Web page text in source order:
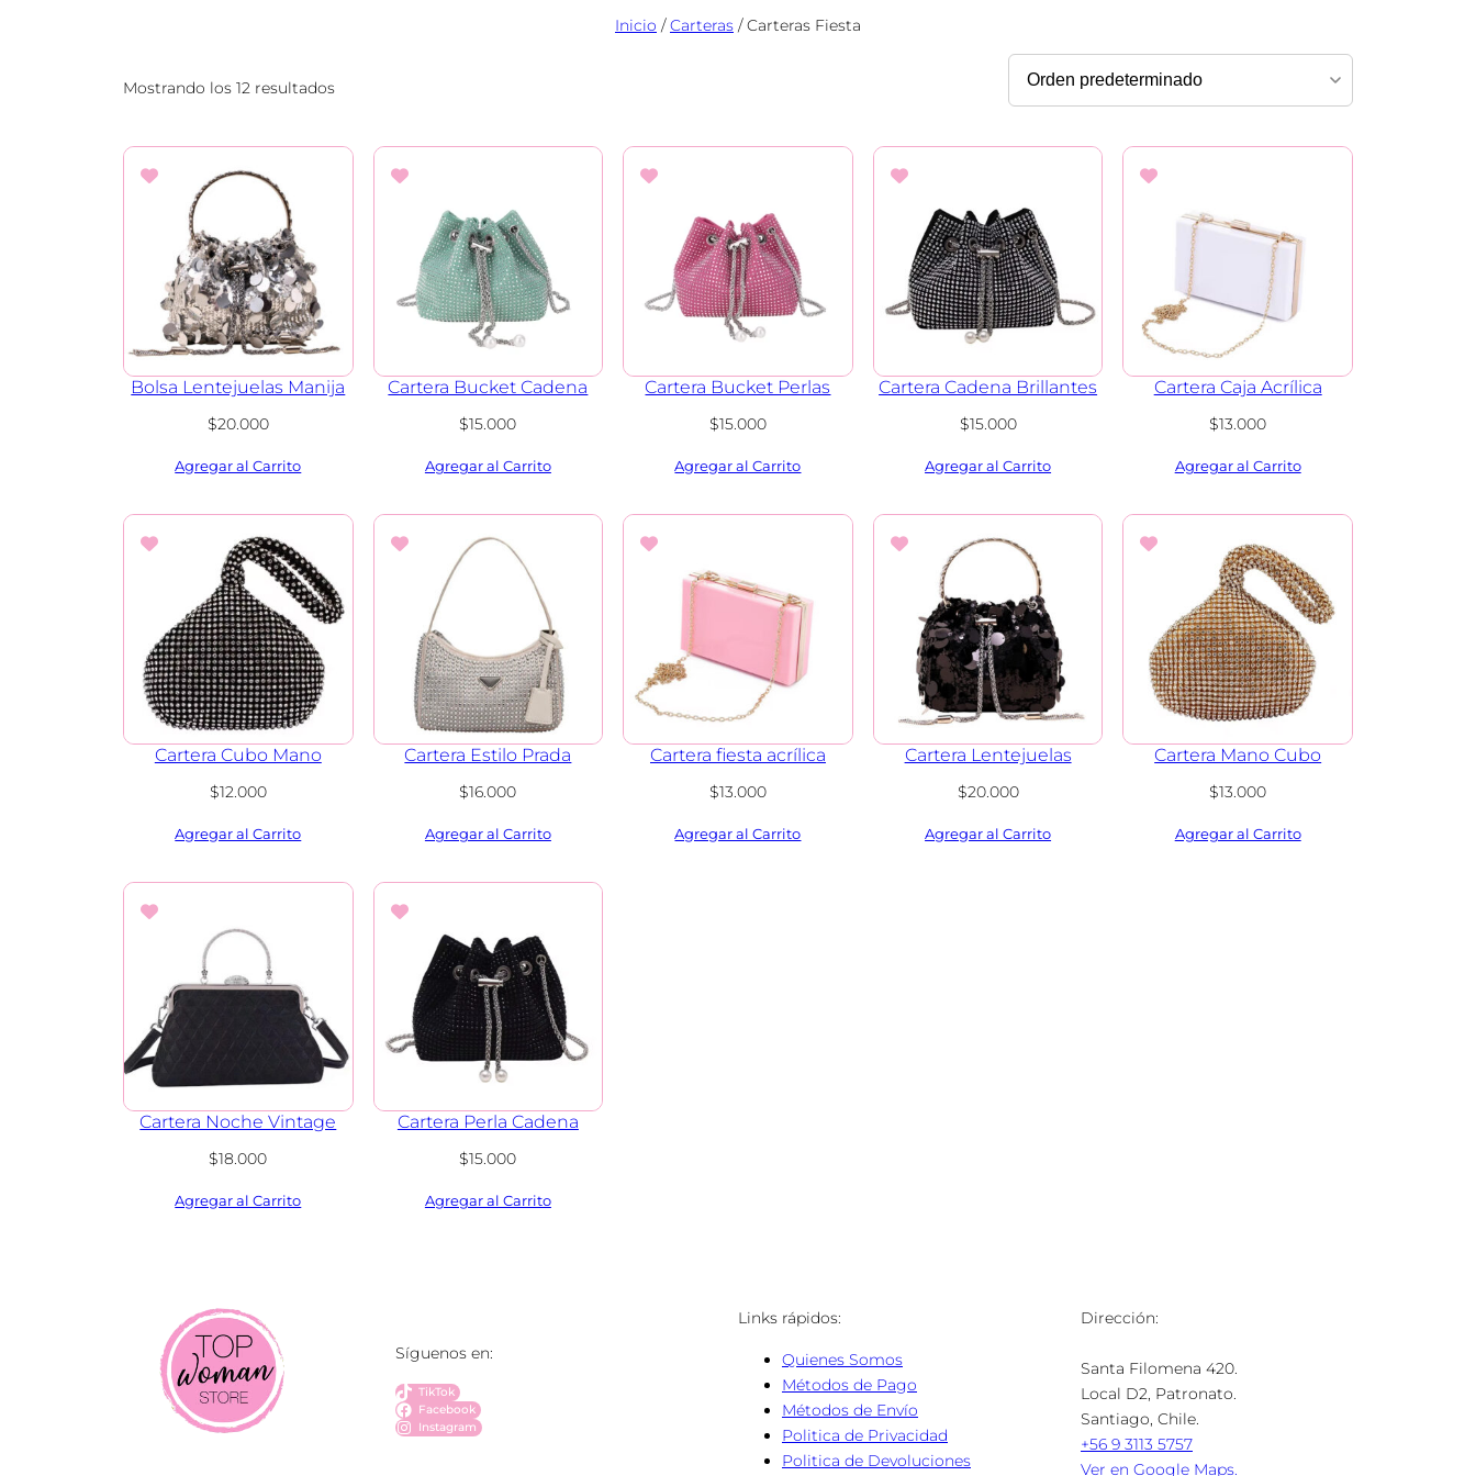
Inicio /Carteras / Carteras Fiesta
Mostrando los 12 resultados
Bolsa Lentejuelas Manija
$20.000
Cartera Bucket Cadena
$15.000
Cartera Bucket Perlas
$15.000
Cartera Cadena Brillantes
$15.000
Cartera Caja Acrílica
$13.000
Cartera Cubo Mano
$12.000
Cartera Estilo Prada
$16.000
Cartera fiesta acrílica
$13.000
Cartera Lentejuelas
$20.000
Cartera Mano Cubo
$13.000
Cartera Noche Vintage
$18.000
Cartera Perla Cadena
$15.000
Síguenos en:
TikTok
Facebook
Instagram
Links rápidos:
Quienes Somos
Métodos de Pago
Métodos de Envío
Politica de Privacidad
Politica de Devoluciones
Dirección:
Santa Filomena 420.
Local D2, Patronato.
Santiago, Chile.
+56 9 3113 5757
Ver en Google Maps.